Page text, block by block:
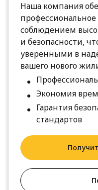
Наша компания
соблюдением
и безопасности,
уверенными в
вашего нового
Экономия
Гарантия
стандартов